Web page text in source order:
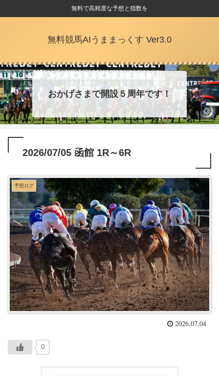
無料で高精度な予想と指数を
無料競馬AIうままっくす Ver3.0
おかげさまで開設５周年です！
2026/07/05 函館 1R～6R
予想ログ
2026.07.04
0